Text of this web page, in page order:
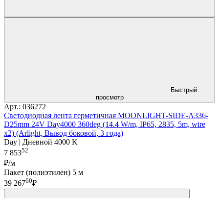
Быстрый
просмотр
Арт.: 036272
Светодиодная лента герметичная MOONLIGHT-SIDE-A336-
D25mm 24V Day4000 360deg (14.4 W/m, IP65, 2835, 5m, wire
x2) (Arlight, Вывод боковой, 3 года)
Day | Дневной 4000 K
7 85352
₽/м
Пакет (полиэтилен) 5 м
39 26760₽